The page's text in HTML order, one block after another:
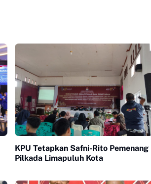
KPU Tetapkan Safni-Rito Pemenang
Pilkada Limapuluh Kota